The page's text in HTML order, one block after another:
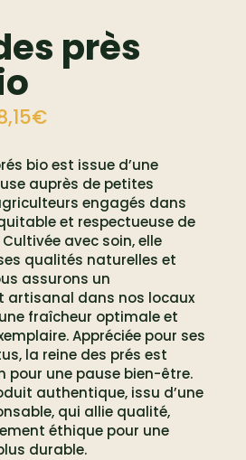
près
€
bio est issue d’une
auprès de petites
engagés dans
et respectueuse de
avec soin, elle
qualités naturelles et
assurons un
artisanal dans nos locaux
fraîcheur optimale et
Appréciée pour ses
la reine des prés est
pour une pause bien-être.
authentique, issu d’une
qui allie qualité,
éthique pour une
durable.